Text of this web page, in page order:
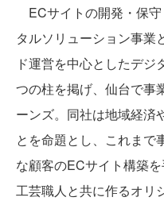
ECサイトの開発・保
タルソリューション事業
ド運営を中心としたデジ
つの柱を掲げ、仙台で事
ーンズ。同社は地域経済
とを命題とし、これまで
な顧客のECサイト構築
工芸職人と共に作るオリ